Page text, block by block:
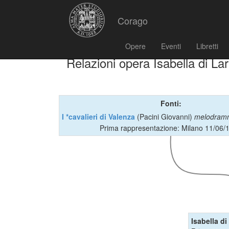
Corago
Opere Eventi Libretti
Relazioni opera Isabella di
Fonti:
I *cavalieri di Valenza (Pacini Giovanni)
Prima rappresentazione: Milano 11/06/
Isabella di